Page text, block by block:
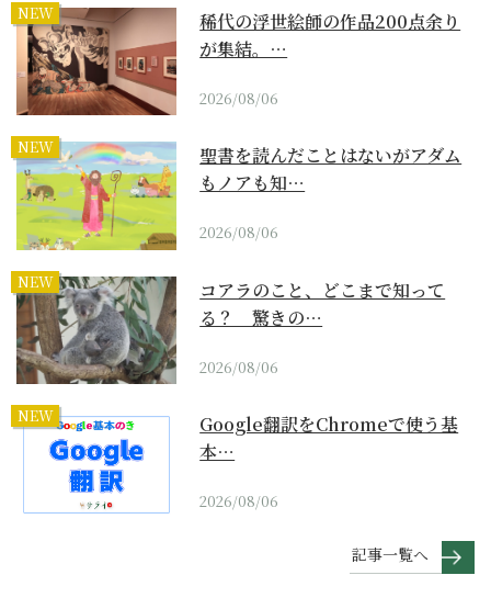
NEW
稀代の浮世絵師の作品200点余り
が集結。…
2026/08/06
NEW
聖書を読んだことはないがアダム
もノアも知…
2026/08/06
NEW
コアラのこと、どこまで知って
る？ 驚きの…
2026/08/06
NEW
Google翻訳をChromeで使う基
本…
2026/08/06
記事一覧へ